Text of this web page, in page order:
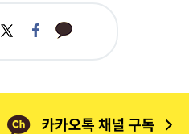
트
위
페
이
카
카